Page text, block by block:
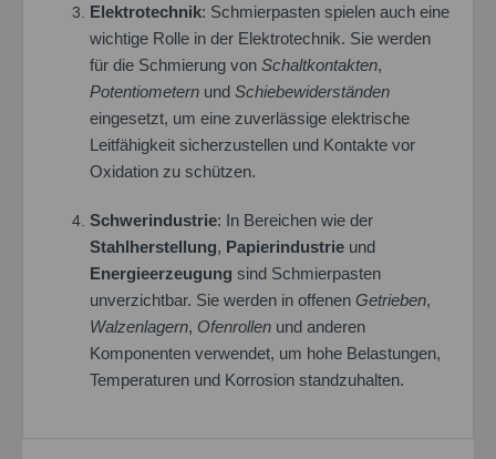
Elektrotechnik: Schmierpasten spielen auch eine
wichtige Rolle in der Elektrotechnik. Sie werden
für die Schmierung von Schaltkontakten,
Potentiometern und Schiebewiderständen
eingesetzt, um eine zuverlässige elektrische
Leitfähigkeit sicherzustellen und Kontakte vor
Oxidation zu schützen.
Schwerindustrie: In Bereichen wie der
Stahlherstellung, Papierindustrie und
Energieerzeugung sind Schmierpasten
unverzichtbar. Sie werden in offenen Getrieben,
Walzenlagern, Ofenrollen und anderen
Komponenten verwendet, um hohe Belastungen,
Temperaturen und Korrosion standzuhalten.